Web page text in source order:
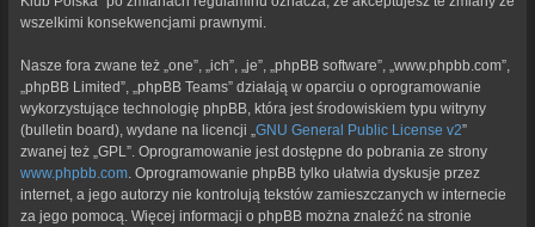
wszelkimi konsekwencjami prawnymi.
Nasze fora zwane też „one”, „ich”, „je”, „phpBB software”, „www.phpbb.com”,
„phpBB Limited”, „phpBB Teams” działają w oparciu o oprogramowanie
wykorzystujące technologię phpBB, która jest środowiskiem typu witryny
(bulletin board), wydane na licencji „GNU General Public License v2”
zwanej też „GPL”. Oprogramowanie jest dostępne do pobrania ze strony
www.phpbb.com. Oprogramowanie phpBB tylko ułatwia dyskusje przez
internet, a jego autorzy nie kontrolują tekstów zamieszczanych w internecie
za jego pomocą. Więcej informacji o phpBB można znaleźć na stronie